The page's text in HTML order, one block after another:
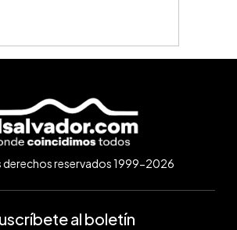
derechos reservados 1999-2026
al boletín